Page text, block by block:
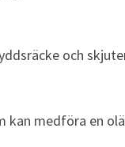
och
kan medföra en